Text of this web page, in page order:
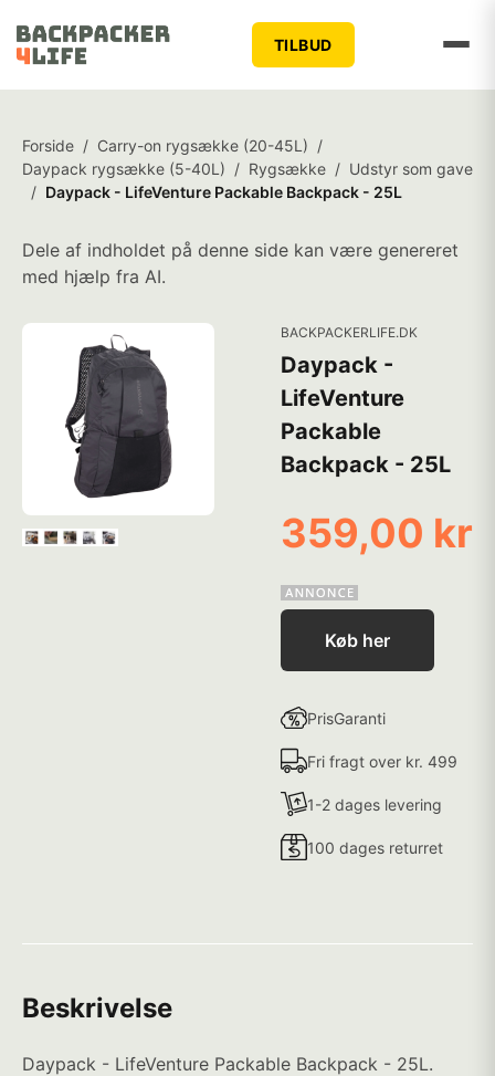
TILBUD
Forside / Carry-on rygsække (20-45L) /
Daypack rygsække (5-40L) / Rygsække / Udstyr som gave
/ Daypack - LifeVenture Packable Backpack - 25L
Dele af indholdet på denne side kan være genereret
med hjælp fra AI.
BACKPACKERLIFE.DK
Daypack -
LifeVenture
Packable
Backpack - 25L
359,00 kr
Køb her
PrisGaranti
Fri fragt over kr. 499
1-2 dages levering
100 dages returret
Beskrivelse
Daypack - LifeVenture Packable Backpack - 25L.